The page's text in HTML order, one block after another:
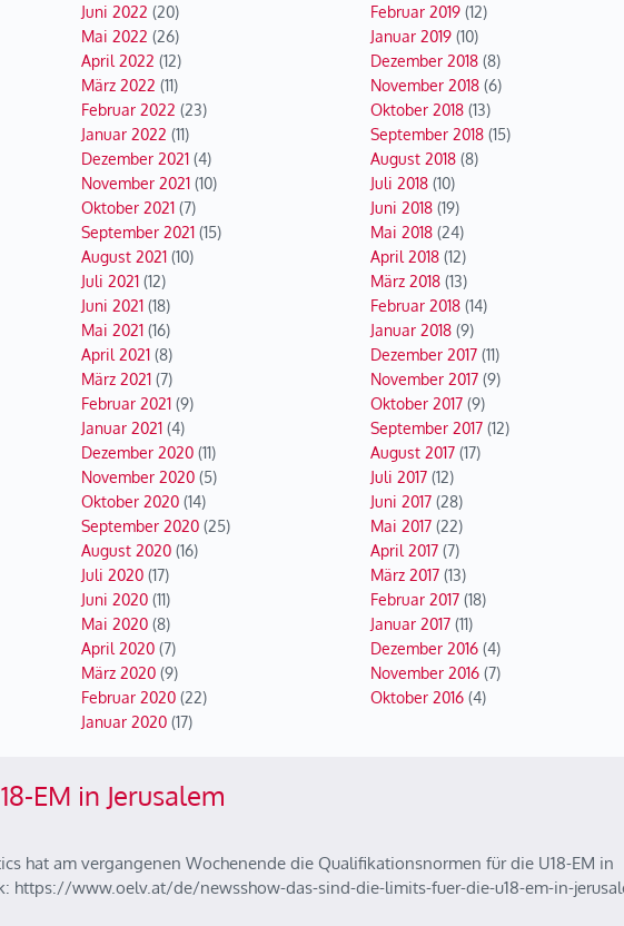
Juni 2022 (20)
Mai 2022 (26)
April 2022 (12)
März 2022 (11)
Februar 2022 (23)
Januar 2022 (11)
Dezember 2021(4)
November 2021(10)
Oktober 2021(7)
September 2021(15)
August 2021(10)
Juli 2021(12)
Juni 2021(18)
Mai 2021(16)
April 2021(8)
März 2021(7)
Februar 2021(9)
Januar 2021(4)
Dezember 2020(11)
November 2020(5)
Oktober 2020(14)
September 2020(25)
August 2020(16)
Juli 2020(17)
Juni 2020(11)
Mai 2020(8)
April 2020(7)
März 2020(9)
Februar 2020(22)
Januar 2020(17)
Februar 2019 (12)
Januar 2019 (10)
Dezember 2018 (8)
November 2018 (6)
Oktober 2018 (13)
September 2018 (15)
August 2018 (8)
Juli 2018 (10)
Juni 2018 (19)
Mai 2018 (24)
April 2018 (12)
März 2018 (13)
Februar 2018 (14)
Januar 2018 (9)
Dezember 2017 (11)
November 2017 (9)
Oktober 2017 (9)
September 2017 (12)
August 2017 (17)
Juli 2017 (12)
Juni 2017 (28)
Mai 2017 (22)
April 2017 (7)
März 2017 (13)
Februar 2017 (18)
Januar 2017 (11)
Dezember 2016 (4)
November 2016 (7)
Oktober 2016 (4)
EM in Jerusalem
hat am vergangenen Wochenende die Qualifikationsnormen für die U18-EM in
https://www.oelv.at/de/newsshow-das-sind-die-limits-fuer-die-u18-em-in-